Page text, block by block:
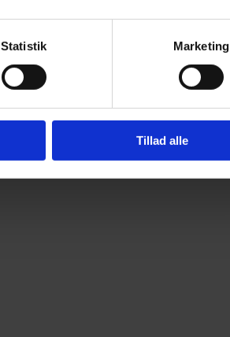
Statistik Marketing
Tillad alle